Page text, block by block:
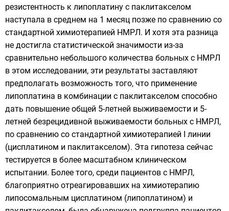
резистентность к липоплатину с паклитакселом
наступала в среднем на 1 месяц позже по сравнению со
стандартной химиотерапией НМРЛ. И хотя эта разница
не достигла статистической значимости из-за
сравнительно небольшого количества больных с НМРЛ
в этом исследовании, эти результаты заставляют
предполагать возможность того, что применение
липоплатина в комбинации с паклитакселом способно
дать повышение общей 5-летней выживаемости и 5-
летней безрецидивной выживаемости больных с НМРЛ,
по сравнению со стандартной химиотерапией I линии
(цисплатином и паклитакселом). Эта гипотеза сейчас
тестируется в более масштабном клиническом
испытании. Более того, среди пациентов с НМРЛ,
благоприятно отреагировавших на химиотерапию
липосомальным цисплатином (липоплатином) и